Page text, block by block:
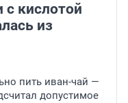
кислотой
из
пить иван-чай —
допустимое